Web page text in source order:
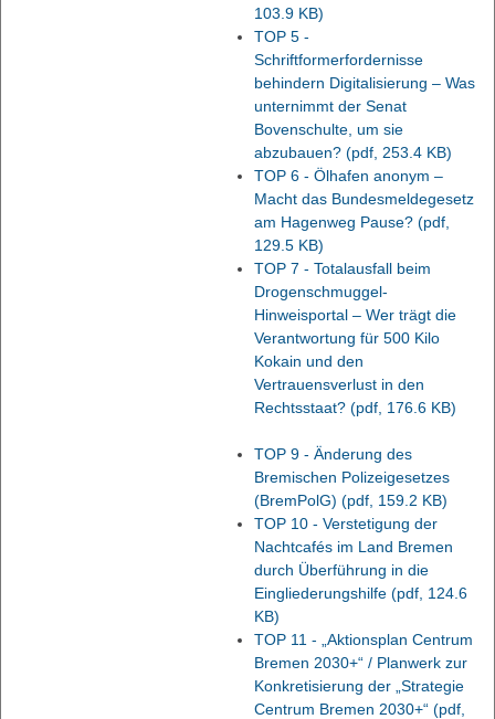
103.9 KB)
TOP 5 -
Schriftformerfordernisse
behindern Digitalisierung – Was
unternimmt der Senat
Bovenschulte, um sie
abzubauen? (pdf, 253.4 KB)
TOP 6 - Ölhafen anonym –
Macht das Bundesmeldegesetz
am Hagenweg Pause? (pdf,
129.5 KB)
TOP 7 - Totalausfall beim
Drogenschmuggel-
Hinweisportal – Wer trägt die
Verantwortung für 500 Kilo
Kokain und den
Vertrauensverlust in den
Rechtsstaat? (pdf, 176.6 KB)
TOP 9 - Änderung des
Bremischen Polizeigesetzes
(BremPolG) (pdf, 159.2 KB)
TOP 10 - Verstetigung der
Nachtcafés im Land Bremen
durch Überführung in die
Eingliederungshilfe (pdf, 124.6
KB)
TOP 11 - „Aktionsplan Centrum
Bremen 2030+“ / Planwerk zur
Konkretisierung der „Strategie
Centrum Bremen 2030+“ (pdf,